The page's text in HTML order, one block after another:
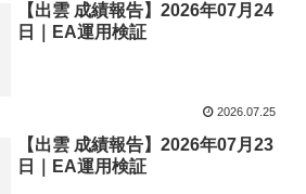
【出雲 成績報告】2026年07月24
日｜EA運用検証
2026.07.25
【出雲 成績報告】2026年07月23
日｜EA運用検証